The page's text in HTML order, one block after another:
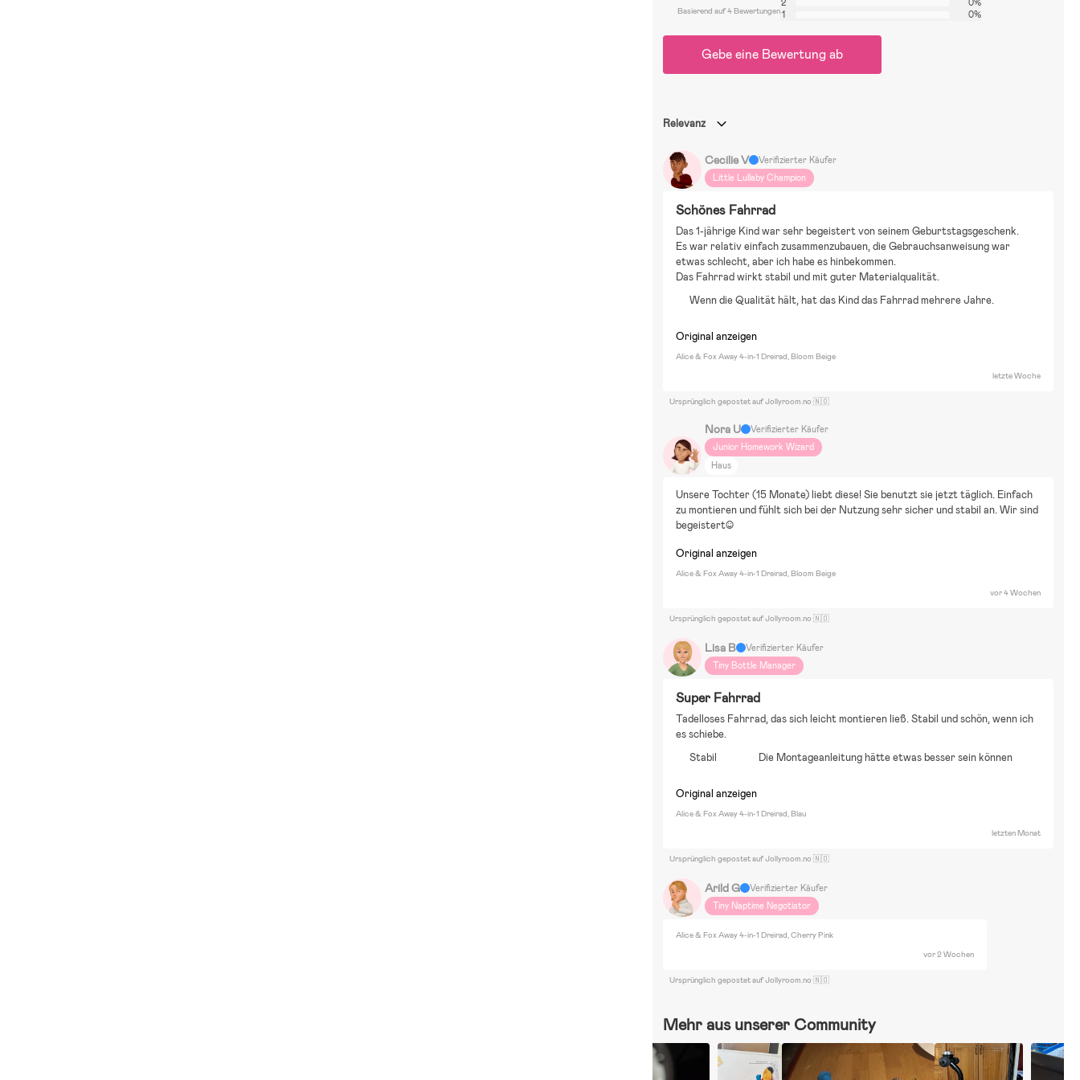
Alter: 1,5-5 Jahre
Basierend auf 4 Bewertungen1
0%
Gebe eine Bewertung ab
Relevanz
Cecilie V
Verifizierter Käufer
Little Lullaby Champion
Schönes Fahrrad
Das 1-jährige Kind war sehr begeistert von seinem Geburtstagsgeschenk.
Es war relativ einfach zusammenzubauen, die Gebrauchsanweisung war
etwas schlecht, aber ich habe es hinbekommen.
Das Fahrrad wirkt stabil und mit guter Materialqualität.
Wenn die Qualität hält, hat das Kind das Fahrrad mehrere Jahre.
Original anzeigen
Alice & Fox Away 4-in-1 Dreirad, Bloom Beige
letzte Woche
Ursprünglich gepostet auf Jollyroom.no 🇳🇴
Nora U
Verifizierter Käufer
Junior Homework Wizard
Haus
Unsere Tochter (15 Monate) liebt diese! Sie benutzt sie jetzt täglich. Einfach
zu montieren und fühlt sich bei der Nutzung sehr sicher und stabil an. Wir sind
begeistert☺️
Original anzeigen
Alice & Fox Away 4-in-1 Dreirad, Bloom Beige
vor 4 Wochen
Ursprünglich gepostet auf Jollyroom.no 🇳🇴
Lisa B
Verifizierter Käufer
Tiny Bottle Manager
Super Fahrrad
Tadelloses Fahrrad, das sich leicht montieren ließ. Stabil und schön, wenn ich
es schiebe.
Stabil
Die Montageanleitung hätte etwas besser sein können
Original anzeigen
Alice & Fox Away 4-in-1 Dreirad, Blau
letzten Monat
Ursprünglich gepostet auf Jollyroom.no 🇳🇴
Arild G
Verifizierter Käufer
Tiny Naptime Negotiator
Alice & Fox Away 4-in-1 Dreirad, Cherry Pink
vor 2 Wochen
Ursprünglich gepostet auf Jollyroom.no 🇳🇴
Mehr aus unserer Community